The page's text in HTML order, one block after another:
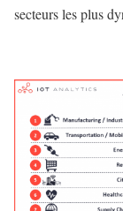
secteurs les plus